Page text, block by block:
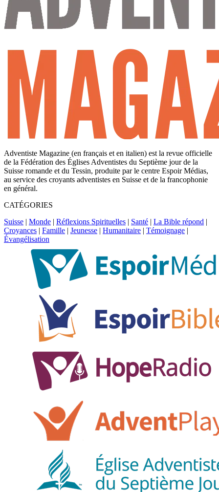
Adventiste Magazine (en français et en italien) est la revue officielle
de la Fédération des Églises Adventistes du Septième jour de la
Suisse romande et du Tessin, produite par le centre Espoir Médias,
au service des croyants adventistes en Suisse et de la francophonie
en général.
CATÉGORIES
Suisse | Monde | Réflexions Spirituelles | Santé | La Bible répond |
Croyances | Famille | Jeunesse | Humanitaire | Témoignage |
Évangélisation